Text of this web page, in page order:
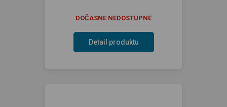
DOČASNE NEDOSTUPNÉ
Detail produktu